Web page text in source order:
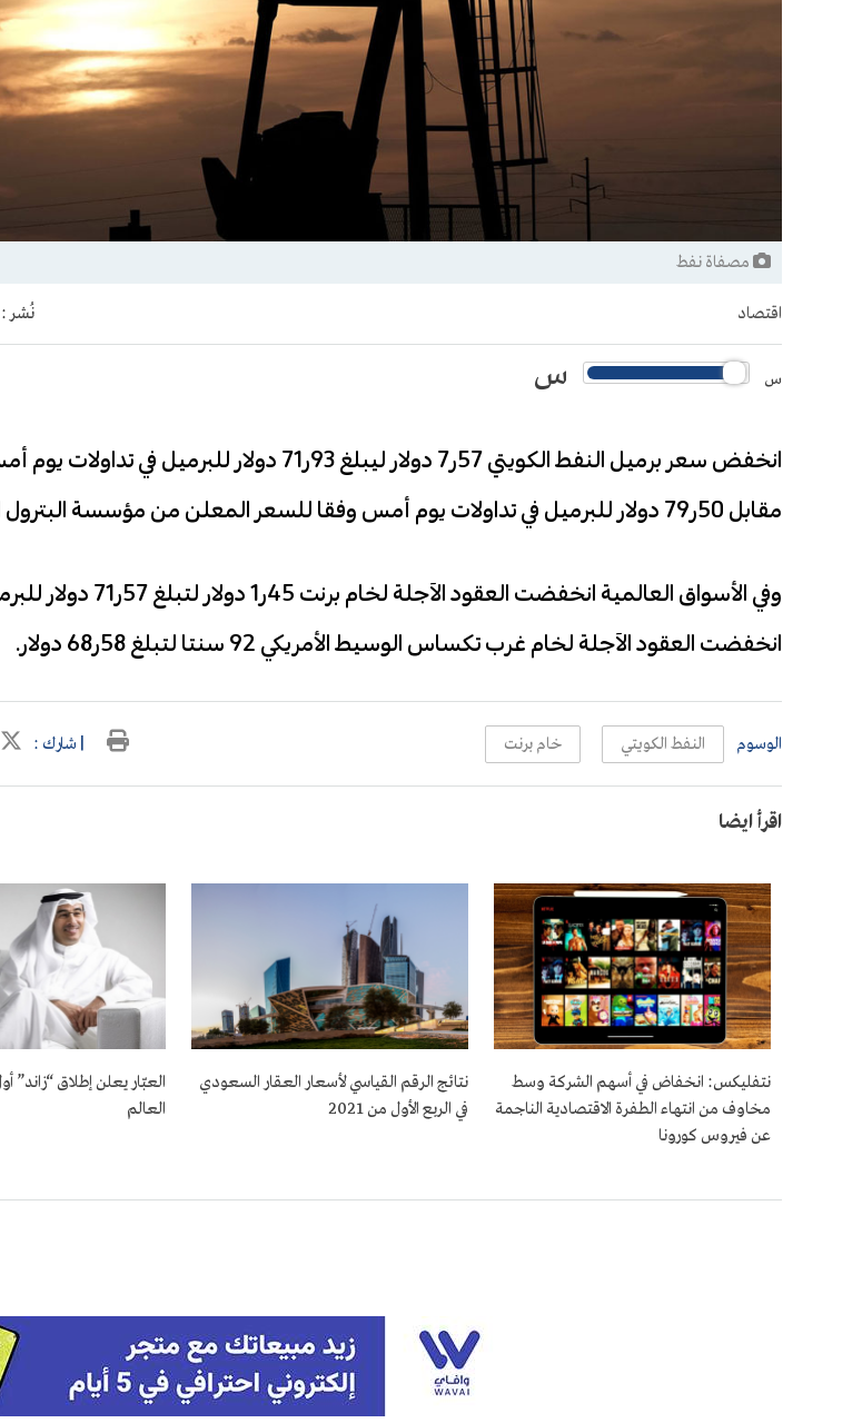
مصفاة نفط
اقتصاد نُشر :
س س
انخفض سعر برميل النفط الكويتي 57ر7 دولار ليبلغ 93ر71 دولار للبرميل في
مقابل 50ر79 دولار للبرميل في تداولات يوم أمس وفقا للسعر المعلن من مؤسسة البترول الكويتية.
وفي الأسواق العالمية انخفضت العقود الآجلة لخام
انخفضت العقود الآجلة لخام غرب تكساس الوسيط الأمريكي 92 سنتا لتبلغ 58ر68 دولار.
الوسوم النفط الكويتي خام برنت | شارك :
اقرأ ايضا
نتفليكس: انخفاض في أسهم الشركة وسط
مخاوف من انتهاء الطفرة الاقتصادية الناجمة
عن فيروس كورونا
نتائج الرقم القياسي لأسعار العقار السعودي
في الربع الأول من 2021
العبّار يعلن إطلاق “زاند”
العالم